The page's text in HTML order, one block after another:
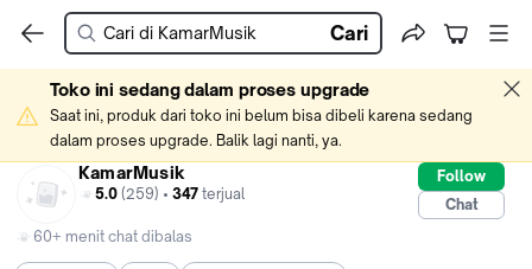
Cari
Toko ini sedang dalam proses upgrade
Saat ini, produk dari toko ini belum bisa dibeli karena sedang
dalam proses upgrade. Balik lagi nanti, ya.
KamarMusik
5.0 (259) • 347 terjual
Follow
Chat
60+ menit chat dibalas